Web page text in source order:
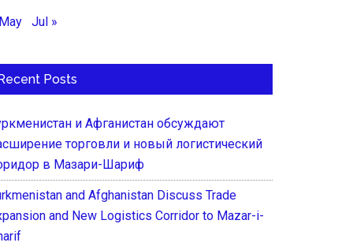
Jul »
Posts
и Афганистан обсуждают
торговли и новый логистический
в Мазари-Шариф
and Afghanistan Discuss Trade
and New Logistics Corridor to Mazar-i-